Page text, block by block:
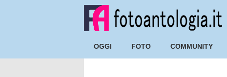
OGGI FOTO COMMUNITY